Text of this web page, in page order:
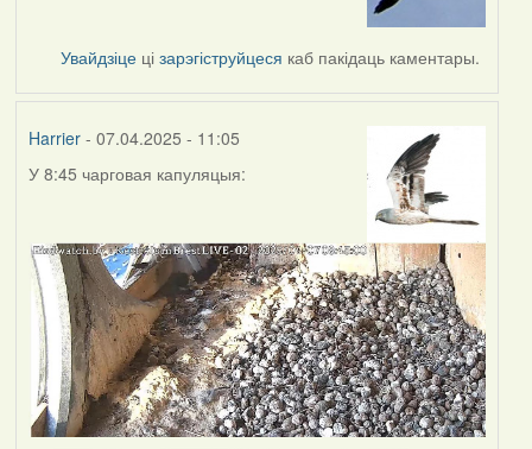
Увайдзіце цізарэгіструйцеся каб пакідаць каментары.
Harrier- 07.04.2025 - 11:05
У 8:45 чарговая капуляцыя: